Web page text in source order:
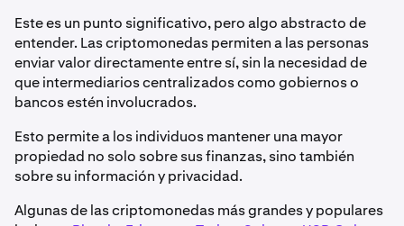
Este es un punto significativo, pero algo abstracto de
entender. Las criptomonedas permiten a las personas
enviar valor directamente entre sí, sin la necesidad de
que intermediarios centralizados como gobiernos o
bancos estén involucrados.
Esto permite a los individuos mantener una mayor
propiedad no solo sobre sus finanzas, sino también
sobre su información y privacidad.
Algunas de las criptomonedas más grandes y populares